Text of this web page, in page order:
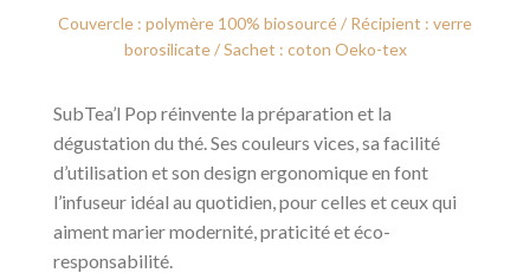
Couvercle : polymère 100% biosourcé / Récipient : verre
borosilicate / Sachet : coton Oeko-tex
SubTea’l Pop réinvente la préparation et la
dégustation du thé. Ses couleurs vices, sa facilité
d’utilisation et son design ergonomique en font
l’infuseur idéal au quotidien, pour celles et ceux qui
aiment marier modernité, praticité et éco-
responsabilité.